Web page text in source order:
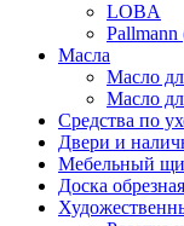
LOBA
Масла
Масло
Масло
Средства по
Двери и
Мебельный
Доска